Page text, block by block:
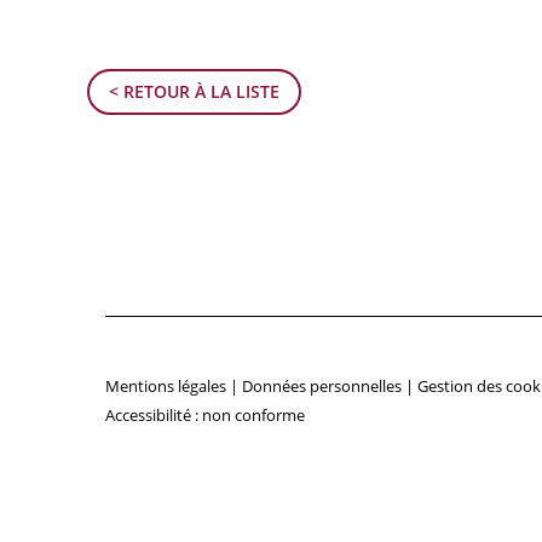
< RETOUR À LA LISTE
Mentions légales | Données personnelles | Gestion des
Accessibilité : non conforme